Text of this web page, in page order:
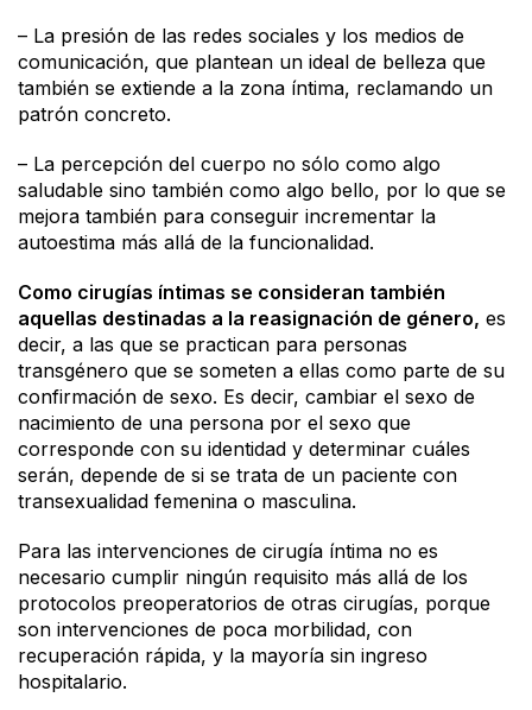
– La presión de las redes sociales y los medios de
comunicación, que plantean un ideal de belleza que
también se extiende a la zona íntima, reclamando un
patrón concreto.
– La percepción del cuerpo no sólo como algo
saludable sino también como algo bello, por lo que se
mejora también para conseguir incrementar la
autoestima más allá de la funcionalidad.
Como cirugías íntimas se consideran también
aquellas destinadas a la reasignación de género, es
decir, a las que se practican para personas
transgénero que se someten a ellas como parte de su
confirmación de sexo. Es decir, cambiar el sexo de
nacimiento de una persona por el sexo que
corresponde con su identidad y determinar cuáles
serán, depende de si se trata de un paciente con
transexualidad femenina o masculina.
Para las intervenciones de cirugía íntima no es
necesario cumplir ningún requisito más allá de los
protocolos preoperatorios de otras cirugías, porque
son intervenciones de poca morbilidad, con
recuperación rápida, y la mayoría sin ingreso
hospitalario.